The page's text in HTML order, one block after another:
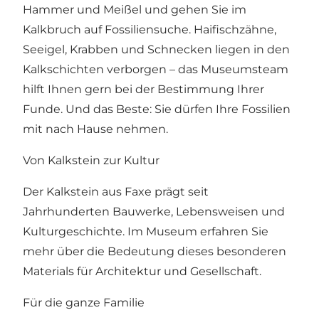
Hammer und Meißel und gehen Sie im
Kalkbruch auf Fossiliensuche. Haifischzähne,
Seeigel, Krabben und Schnecken liegen in den
Kalkschichten verborgen – das Museumsteam
hilft Ihnen gern bei der Bestimmung Ihrer
Funde. Und das Beste: Sie dürfen Ihre Fossilien
mit nach Hause nehmen.
Von Kalkstein zur Kultur
Der Kalkstein aus Faxe prägt seit
Jahrhunderten Bauwerke, Lebensweisen und
Kulturgeschichte. Im Museum erfahren Sie
mehr über die Bedeutung dieses besonderen
Materials für Architektur und Gesellschaft.
Für die ganze Familie